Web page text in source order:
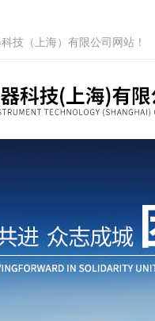
技（上海）有限公司网站！